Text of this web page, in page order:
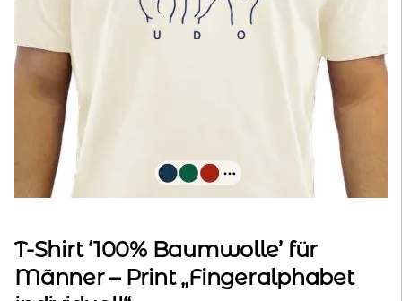
kontakt
T-Shirt ‘100% Baumwolle’ für
Männer – Print „Fingeralphabet